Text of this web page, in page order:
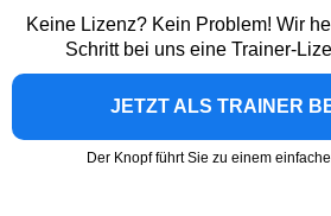
Keine Lizenz? Kein Problem! Wir
Schritt bei uns eine Trainer-
JETZT ALS TRAINER
Der Knopf führt Sie zu einem